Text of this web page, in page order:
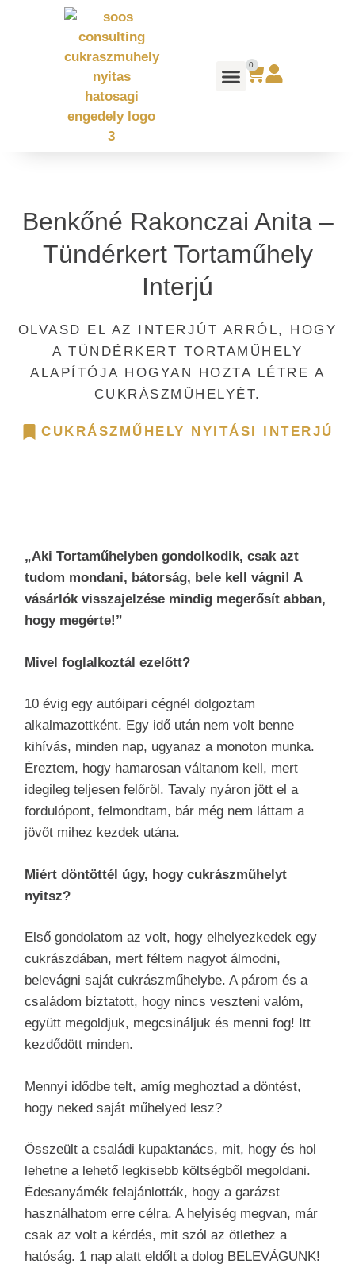
0
Benkőné Rakonczai Anita –
Tündérkert Tortaműhely
Interjú
OLVASD EL AZ INTERJÚT ARRÓL, HOGY
A TÜNDÉRKERT TORTAMŰHELY
ALAPÍTÓJA HOGYAN HOZTA LÉTRE A
CUKRÁSZMŰHELYÉT.
CUKRÁSZMŰHELY NYITÁSI INTERJÚ
„Aki Tortaműhelyben gondolkodik, csak azt
tudom mondani, bátorság, bele kell vágni! A
vásárlók visszajelzése mindig megerősít abban,
hogy megérte!”
Mivel foglalkoztál ezelőtt?
10 évig egy autóipari cégnél dolgoztam
alkalmazottként. Egy idő után nem volt benne
kihívás, minden nap, ugyanaz a monoton munka.
Éreztem, hogy hamarosan váltanom kell, mert
idegileg teljesen felőröl. Tavaly nyáron jött el a
fordulópont, felmondtam, bár még nem láttam a
jövőt mihez kezdek utána.
Miért döntöttél úgy, hogy cukrászműhelyt
nyitsz?
Első gondolatom az volt, hogy elhelyezkedek egy
cukrászdában, mert féltem nagyot álmodni,
belevágni saját cukrászműhelybe. A párom és a
családom bíztatott, hogy nincs veszteni valóm,
együtt megoldjuk, megcsináljuk és menni fog! Itt
kezdődött minden.
Mennyi idődbe telt, amíg meghoztad a döntést,
hogy neked saját műhelyed lesz?
Összeült a családi kupaktanács, mit, hogy és hol
lehetne a lehető legkisebb költségből megoldani.
Édesanyámék felajánlották, hogy a garázst
használhatom erre célra. A helyiség megvan, már
csak az volt a kérdés, mit szól az ötlethez a
hatóság. 1 nap alatt eldőlt a dolog BELEVÁGUNK!